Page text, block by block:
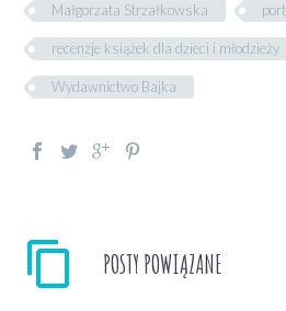
Małgorzata Strzałkowska
recenzje książek dla dzieci i młodzieży
Wydawnictwo Bajka
POSTY POWIĄZANE